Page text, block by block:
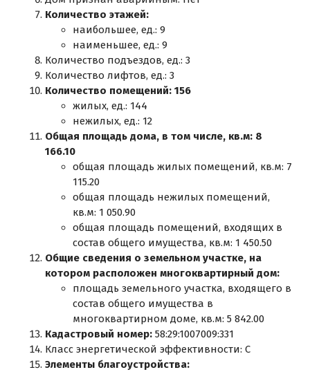
Количество этажей:
наибольшее, ед.: 9
наименьшее, ед.: 9
Количество подъездов, ед.: 3
Количество лифтов, ед.: 3
Количество помещений: 156
жилых, ед.: 144
нежилых, ед.: 12
Общая площадь дома, в том числе, кв.м: 8
166.10
общая площадь жилых помещений, кв.м: 7
115.20
общая площадь нежилых помещений,
кв.м: 1 050.90
общая площадь помещений, входящих в
состав общего имущества, кв.м: 1 450.50
Общие сведения о земельном участке, на
котором расположен многоквартирный дом:
площадь земельного участка, входящего в
состав общего имущества в
многоквартирном доме, кв.м: 5 842.00
Кадастровый номер: 58:29:1007009:331
Класс энергетической эффективности: C
Элементы благоустройства: